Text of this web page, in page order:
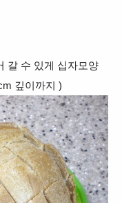
갈 수 있게 십자모양
깊이까지 )